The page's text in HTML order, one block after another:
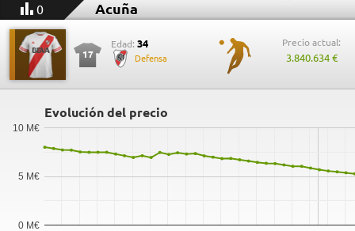
0 Acuña
17
Edad: 34
Defensa
Precio actual:
3.840.634 €
Evolución del precio
0 M€
5 M€
10 M€